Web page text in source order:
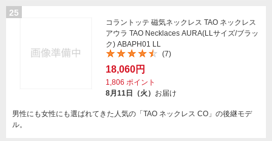
25
コラントッテ 磁気ネックレス TAO ネックレス
アウラ TAO Necklaces AURA(LLサイズ/ブラッ
ク) ABAPH01 LL
(7)
18,060円
1,806 ポイント
8月11日（火） お届け
男性にも女性にも選ばれてきた人気の「TAO ネックレス CO」の後継モデ
ル。